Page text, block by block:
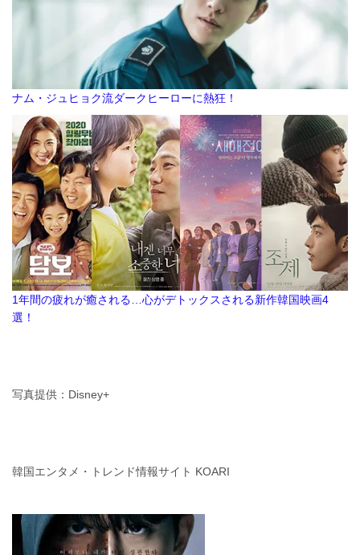
ナム・ジュヒョク流ダークヒーローに熱狂！
1年間の疲れが癒される…心がデトックスされる新作韓国映画4
選！
写真提供：Disney+
韓国エンタメ・トレンド情報サイト KOARI